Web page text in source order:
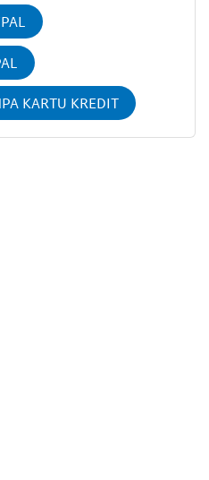
KARTU KREDIT